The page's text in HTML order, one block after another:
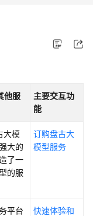
他服
主要交互功
能
大模
大的
了一
的服
订购盘古大
模型服务
平台
快速体验和